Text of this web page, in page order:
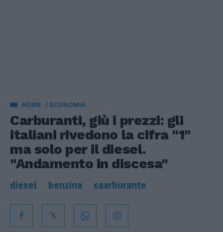
HOME ECONOMIA
Carburanti, giù i prezzi: gli
italiani rivedono la cifra "1"
ma solo per il diesel.
"Andamento in discesa"
diesel benzina caarburante